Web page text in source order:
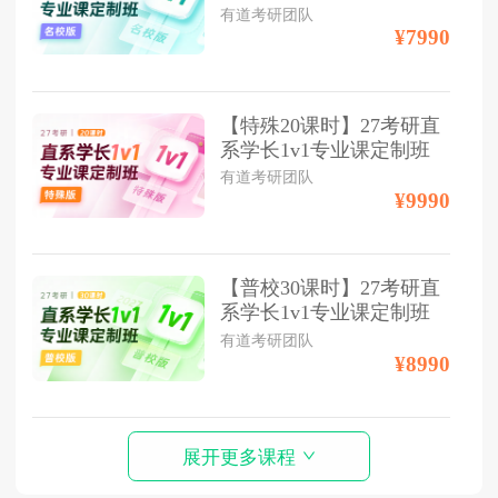
有道考研团队
¥7990
【特殊20课时】27考研直
系学长1v1专业课定制班
有道考研团队
¥9990
【普校30课时】27考研直
系学长1v1专业课定制班
有道考研团队
¥8990
展开更多课程